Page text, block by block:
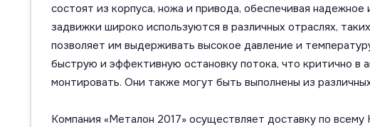
состоят из корпуса, ножа и привода, обеспечивая
задвижки широко используются в различных отраслях,
позволяет им выдерживать высокое давление и
быструю и эффективную остановку потока, что критично в
монтировать. Они также могут быть выполнены из
Компания «Металон 2017» осуществляет доставку по